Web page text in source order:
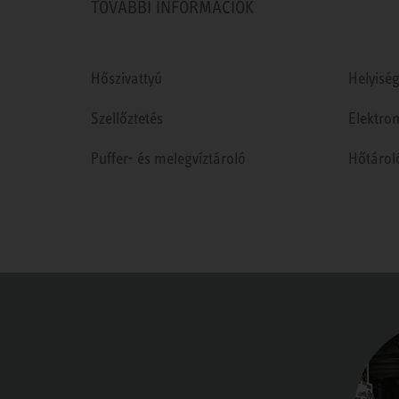
TOVÁBBI INFORMÁCIÓK
Hőszivattyú
Szellőztetés
Puffer- és melegvíztároló